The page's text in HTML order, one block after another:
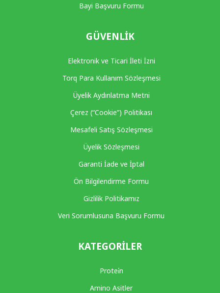
Bayi Başvuru Formu
GÜVENLIK
Elektronik ve Ticari İleti İzni
Torq Para Kullanım Sözleşmesi
Üyelik Aydınlatma Metni
Çerez (“Cookie”) Politikası
Mesafeli Satış Sözleşmesi
Üyelik Sözleşmesi
Garanti İade ve İptal
Ön Bilgilendirme Formu
Gizlilik Politikamız
Veri Sorumlusuna Başvuru Formu
KATEGORILER
Protei̇n
Amino Asitler